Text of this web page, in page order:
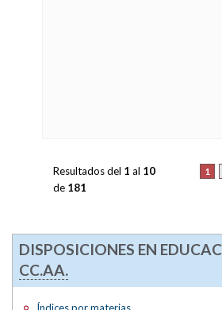
1
Resultados del 1 al 10
de 181
DISPOSICIONES EN
CC.AA.